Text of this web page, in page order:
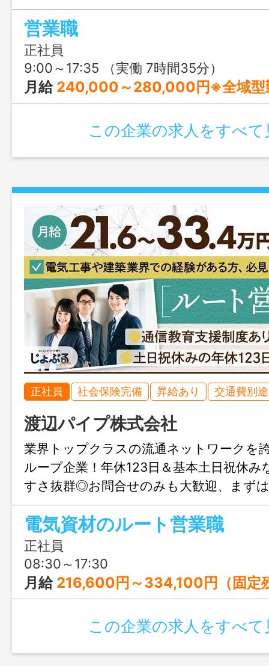
クライフバランスも◎
営業職
正社員
9:00～17:35 （実働 7時間35分）
月給 240,000～280,000円※全域型勤務（全国転勤あり）の場合 月給 220,790円～
この企業の求人をすべて
正社員 社会保険完備 昇給あり 交通費別
渡辺パイプ株式会社
業界トップクラスの流通ネットワークを
ループ企業！年休123日＆基本土日祝休み
すさ抜群◎お問合せのみも大歓迎、まず
までお気軽にご連絡ください。
電気資材のルート営業職
正社員
08:30～17:30
月給 216,600円～334,100円（固定残業手当を含む） ＜予定年収＞350万円～550万円 ※経験・能力を考慮し決定します。 ※賃金はあくまでも目安
この企業の求人をすべて